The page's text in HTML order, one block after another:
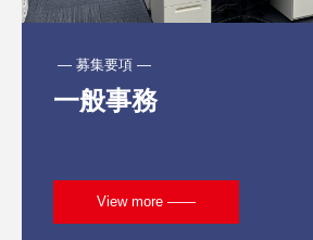
― 募集要項 ―
一般事務
View more ――